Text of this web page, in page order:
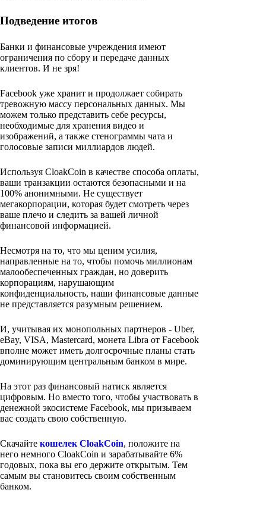
Подведение итогов
Банки и финансовые учреждения имеют
ограничения по сбору и передаче данных
клиентов. И не зря!
Facebook уже хранит и продолжает собирать
тревожную массу персональных данных. Мы
можем только представить себе ресурсы,
необходимые для хранения видео и
изображений, а также стенограммы чата и
голосовые записи миллиардов людей.
Используя CloakCoin в качестве способа оплаты,
ваши транзакции остаются безопасными и на
100% анонимными. Не существует
мегакорпорации, которая будет смотреть через
ваше плечо и следить за вашей личной
финансовой информацией.
Несмотря на то, что мы ценим усилия,
направленные на то, чтобы помочь миллионам
малообеспеченных граждан, но доверить
корпорациям, нарушающим
конфиденциальность, наши финансовые данные
не представляется разумным решением.
И, учитывая их монопольных партнеров - Uber,
eBay, VISA, Mastercard, монета Libra от Facebook
вполне может иметь долгосрочные планы стать
доминирующим центральным банком в мире.
На этот раз финансовый натиск является
цифровым. Но вместо того, чтобы участвовать в
денежной экосистеме Facebook, мы призываем
вас создать свою собственную.
Скачайте кошелек CloakCoin, положите на
него немного CloakCoin и зарабатывайте 6%
годовых, пока вы его держите открытым. Тем
самым вы становитесь своим собственным
банком.